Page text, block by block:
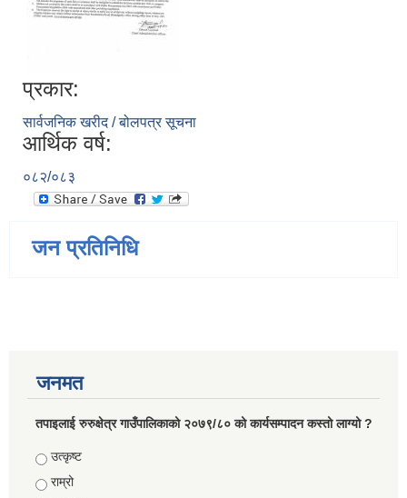
प्रकार:
सार्वजनिक खरीद / बोलपत्र सूचना
आर्थिक वर्ष:
०८२/०८३
जन प्रतिनिधि
जनमत
तपाइलाई रुरुक्षेत्र गाउँपालिकाको २०७९/८० को कार्यसम्पादन कस्तो लाग्यो ?
Choices
उत्कृष्ट
राम्रो